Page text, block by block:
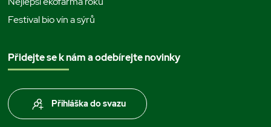
Festival bio vín a sýrů
Přidejte se k nám a odebírejte novinky
Přihláška do svazu